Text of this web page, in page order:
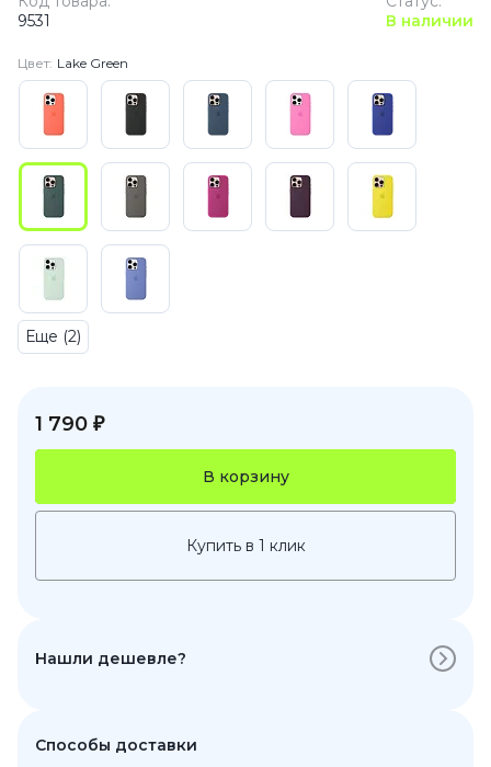
В наличии
9531
Цвет: Lake Green
Еще (2)
1 790 ₽
В корзину
Купить в 1 клик
Нашли дешевле?
Способы доставки